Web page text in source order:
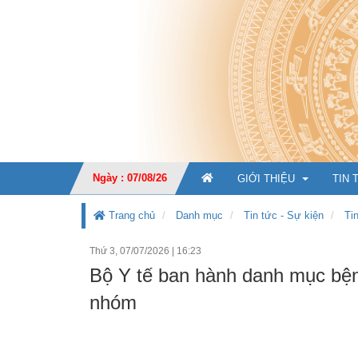
Ngày : 07/08/26 GIỚI THIỆU
CHỨC NĂNG, NHIỆM
TIN
Trang chủ Danh mục Tin tức - Sự kiện
Thứ 3, 07/07/2026 | 16:23
Bộ Y tế ban hành danh mục
nhóm